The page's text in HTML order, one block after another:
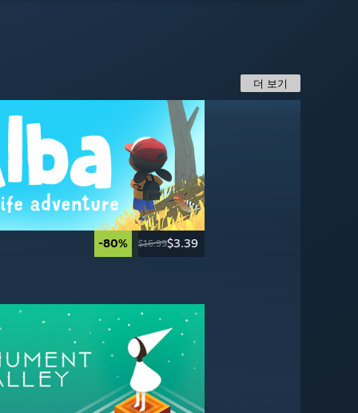
더 보기
-80% $16.99$3.39
-65% $7.99$2.79
-50% $7.99$3.99
-20% $69.99$55.99
-20% $49.99$39.99
-95% $59.99$2.99